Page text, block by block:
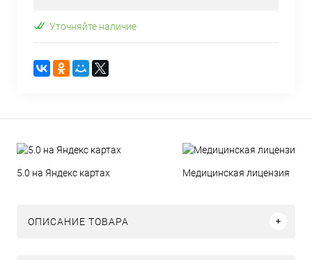
Уточняйте наличие
5.0 на Яндекс картах Медицинская лицензия
ОПИСАНИЕ ТОВАРА